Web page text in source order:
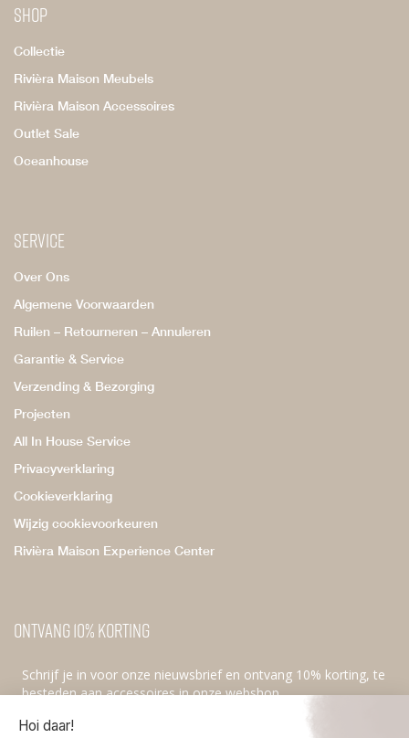
Shop
Collectie
Rivièra Maison Meubels
Rivièra Maison Accessoires
Outlet Sale
Oceanhouse
Service
Over Ons
Algemene Voorwaarden
Ruilen – Retourneren – Annuleren
Garantie & Service
Verzending & Bezorging
Projecten
All In House Service
Privacyverklaring
Cookieverklaring
Wijzig cookievoorkeuren
Rivièra Maison Experience Center
Ontvang 10% korting
Schrijf je in voor onze nieuwsbrief en ontvang 10% korting, te
besteden aan accessoires in onze webshop.